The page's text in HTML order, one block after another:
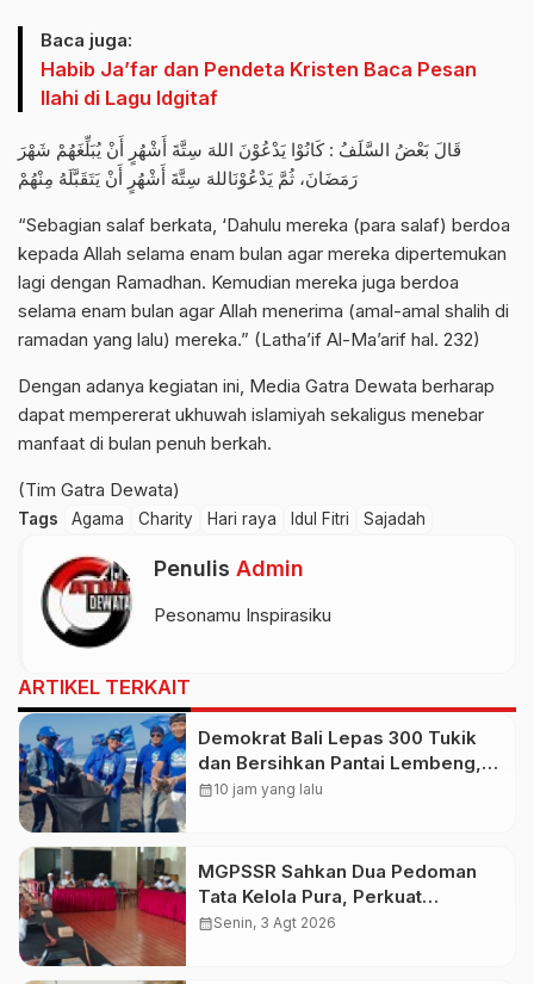
Baca juga:
Habib Ja’far dan Pendeta Kristen Baca Pesan
Ilahi di Lagu Idgitaf
ﻗَﺎﻝَ ﺑَﻌْﺾُ ﺍﻟﺴَّﻠَﻒُ : ﻛَﺎﻧُﻮْﺍ ﻳَﺪْﻋُﻮْﻥَ ﺍﻟﻠﻪَ ﺳِﺘَّﺔَ ﺃَﺷْﻬُﺮٍ ﺃَﻥْ ﻳُﺒَﻠِّﻐَﻬُﻢْ ﺷَﻬْﺮَ
ﺭَﻣَﻀَﺎﻥَ، ﺛُﻢَّ ﻳَﺪْﻋُﻮْﻧَﺎﻟﻠﻪَ ﺳِﺘَّﺔَ ﺃَﺷْﻬُﺮٍ ﺃَﻥْ ﻳَﺘَﻘَﺒَّﻠَﻪُ ﻣِﻨْﻬُﻢْ
“Sebagian salaf berkata, ‘Dahulu mereka (para salaf) berdoa
kepada Allah selama enam bulan agar mereka dipertemukan
lagi dengan Ramadhan. Kemudian mereka juga berdoa
selama enam bulan agar Allah menerima (amal-amal shalih di
ramadan yang lalu) mereka.” (Latha’if Al-Ma’arif hal. 232)
Dengan adanya kegiatan ini, Media Gatra Dewata berharap
dapat mempererat ukhuwah islamiyah sekaligus menebar
manfaat di bulan penuh berkah.
(Tim Gatra Dewata)
Tags Agama Charity Hari raya Idul Fitri Sajadah
Penulis Admin
Pesonamu Inspirasiku
ARTIKEL TERKAIT
Demokrat Bali Lepas 300 Tukik
dan Bersihkan Pantai Lembeng,
Perkuat Gerakan Langit Biru
calendar_month10 jam yang lalu
MGPSSR Sahkan Dua Pedoman
Tata Kelola Pura, Perkuat
Kepastian Hukum dan Pelayanan
calendar_monthSenin, 3 Agt 2026